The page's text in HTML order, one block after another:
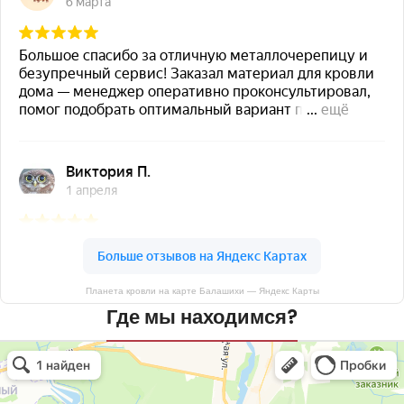
Планета кровли на карте Балашихи — Яндекс Карты
Где мы находимся?
Планета кровли
Кровля и кровельные материалы в Балашихе
Окна в Балашихе